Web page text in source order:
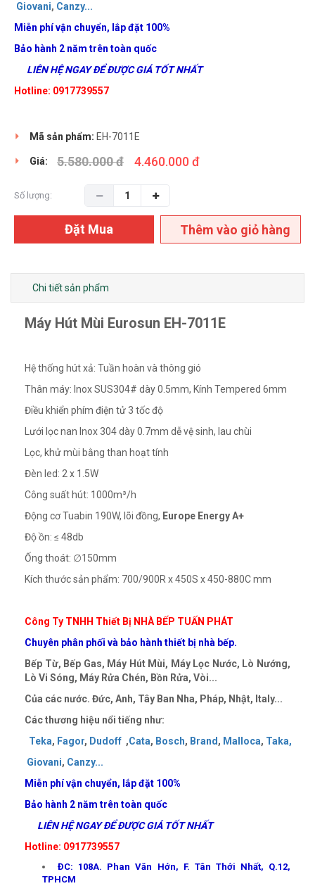
Giovani, Canzy...
Miễn phí vận chuyển, lắp đặt 100%
Bảo hành 2 năm trên toàn quốc
LIÊN HỆ NGAY ĐỂ ĐƯỢC GIÁ TỐT NHẤT
Hotline: 0917739557
Mã sản phẩm: EH-7011E
Giá: 5.580.000 đ 4.460.000 đ
Số lượng:
Đặt Mua Thêm vào giỏ hàng
Chi tiết sản phẩm
Máy Hút Mùi Eurosun EH-7011E
Hệ thống hút xả: Tuần hoàn và thông gió
Thân máy: Inox SUS304# dày 0.5mm, Kính Tempered 6mm
Điều khiển phím điện tử 3 tốc độ
Lưới lọc nan Inox 304 dày 0.7mm dễ vệ sinh, lau chùi
Lọc, khử mùi bằng than hoạt tính
Đèn led: 2 x 1.5W
Công suất hút: 1000m³/h
Động cơ Tuabin 190W, lõi đồng, Europe Energy A+
Độ ồn: ≤ 48db
Ống thoát: ∅150mm
Kích thước sản phẩm: 700/900R x 450S x 450-880C mm
Công Ty TNHH Thiết Bị NHÀ BẾP TUẤN PHÁT
Chuyên phân phối và bảo hành thiết bị nhà bếp.
Bếp Từ, Bếp Gas, Máy Hút Mùi, Máy Lọc Nước, Lò Nướng,
Lò Vi Sóng, Máy Rửa Chén, Bồn Rửa, Vòi...
Của các nước. Đức, Anh, Tây Ban Nha, Pháp, Nhật, Italy...
Các thương hiệu nổi tiếng như:
Teka, Fagor, Dudoff ,Cata, Bosch, Brand, Malloca, Taka,
Giovani, Canzy...
Miễn phí vận chuyển, lắp đặt 100%
Bảo hành 2 năm trên toàn quốc
LIÊN HỆ NGAY ĐỂ ĐƯỢC GIÁ TỐT NHẤT
Hotline: 0917739557
ĐC: 108A. Phan Văn Hớn, F. Tân Thới Nhất, Q.12,
TPHCM